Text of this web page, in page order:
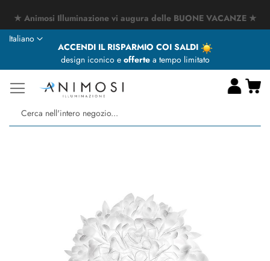
★ Animosi Illuminazione vi augura delle BUONE VACANZE ★
ACCENDI IL RISPARMIO COI SALDI
design iconico e offertea tempo limitato
Lingua
Italiano